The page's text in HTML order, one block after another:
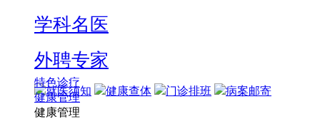
学科名医
外聘专家
就医须知 健康查体 门诊排班 病案邮寄
特色诊疗
健康管理
健康管理